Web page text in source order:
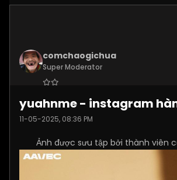
comchaogichua
Super Moderator
Posts:10887
yuahnme - instagram
11-05-2025, 08:36 PM
Ảnh được sưu tập bởi thành viên